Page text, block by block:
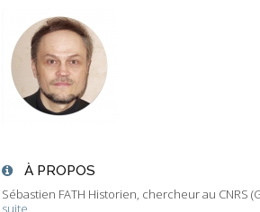
À PROPOS
Sébastien FATH Historien, chercheur au CNRS
suite